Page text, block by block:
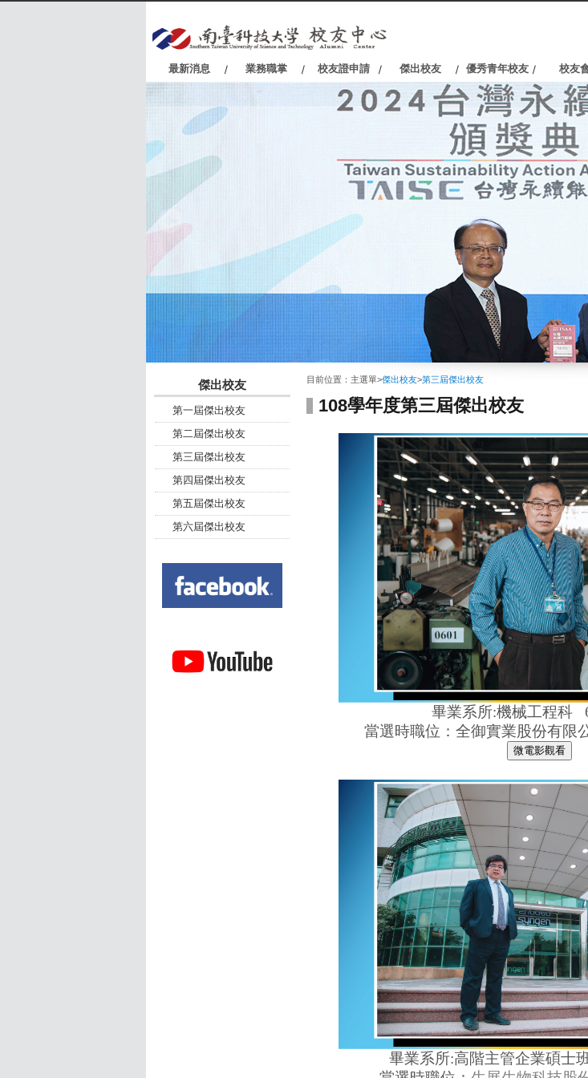
最新消息 業務職掌 校友證申請 傑出校友 優秀青年校友 校友
傑出校友
第一屆傑出校友
第二屆傑出校友
第三屆傑出校友
第四屆傑出校友
第五屆傑出校友
第六屆傑出校友
目前位置： 主選單>傑出校友>第三屆傑出校友
108學年度第三屆傑出校友
畢業系所:機械工程科
當選時職位： 全御實業股份有限
畢業系所:高階主管企業碩士